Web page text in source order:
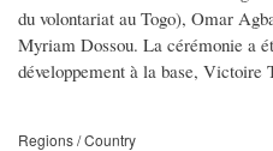
du volontariat au Togo), Omar
Myriam Dossou. La cérémonie a
développement à la base, Victoire
Regions / Country